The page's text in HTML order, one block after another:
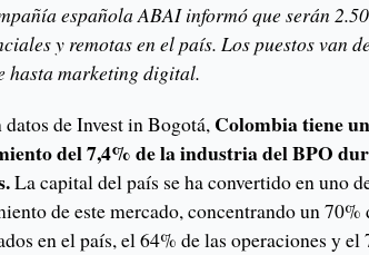
española ABAI informó que serán
y remotas en el país. Los puestos van
hasta marketing digital.
datos de Invest in Bogotá, Colombia tiene
del 7,4% de la industria del BPO
La capital del país se ha convertido en uno
de este mercado, concentrando un 70%
en el país, el 64% de las operaciones y